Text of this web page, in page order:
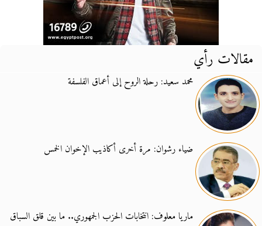
مقالات رأي
محمد سعيد: رحلة الروح إلى أعماق الفلسفة
ضياء رشوان: مرة أخرى أكاذيب الإخوان الخمس
ماريا معلوف: انتخابات الحزب الجمهوري.. ما بين قلق السباق